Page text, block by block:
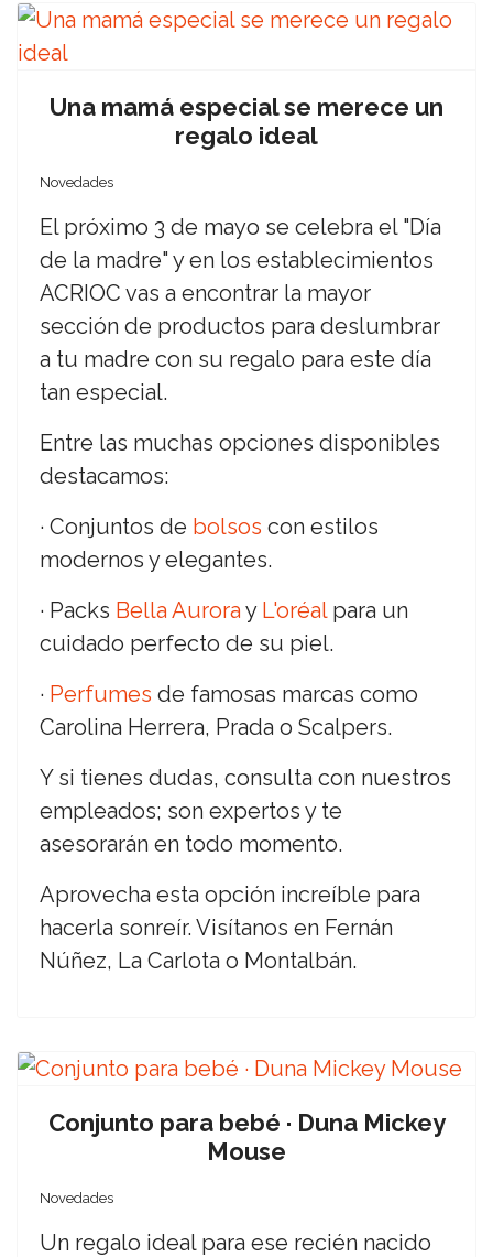
Una mamá especial se merece un
regalo ideal
Novedades
El próximo 3 de mayo se celebra el "Día
de la madre" y en los establecimientos
ACRIOC vas a encontrar la mayor
sección de productos para deslumbrar
a tu madre con su regalo para este día
tan especial.
Entre las muchas opciones disponibles
destacamos:
· Conjuntos de bolsos con estilos
modernos y elegantes.
· Packs Bella Aurora y L'oréalpara un
cuidado perfecto de su piel.
· Perfumes de famosas marcas como
Carolina Herrera, Prada o Scalpers.
Y si tienes dudas, consulta con nuestros
empleados; son expertos y te
asesorarán en todo momento.
Aprovecha esta opción increíble para
hacerla sonreír. Visítanos en Fernán
Núñez, La Carlota o Montalbán.
Conjunto para bebé · Duna Mickey
Mouse
Novedades
Un regalo ideal para ese recién nacido